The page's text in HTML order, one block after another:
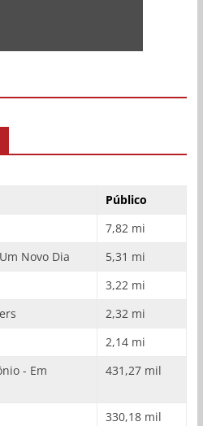
Público
7,82 mi
Novo Dia
5,31 mi
3,22 mi
2,32 mi
2,14 mi
- Em
431,27 mil
330,18 mil